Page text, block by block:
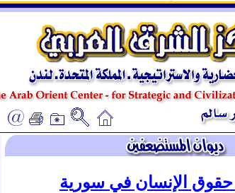
ـ
ـ
حقوق الإنسان في سورية